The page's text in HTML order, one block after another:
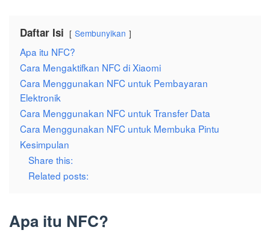
Daftar Isi Sembunyikan
Apa itu NFC?
Cara Mengaktifkan NFC di Xiaomi
Cara Menggunakan NFC untuk Pembayaran
Elektronik
Cara Menggunakan NFC untuk Transfer Data
Cara Menggunakan NFC untuk Membuka Pintu
Kesimpulan
Share this:
Related posts:
Apa itu NFC?